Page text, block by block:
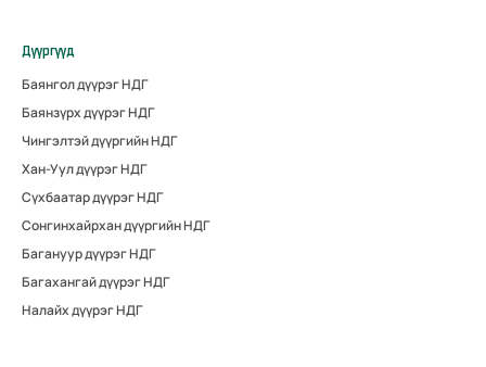
Дүүргүүд
Баянгол дүүрэг НДГ
Баянзүрх дүүрэг НДГ
Чингэлтэй дүүргийн НДГ
Хан-Уул дүүрэг НДГ
Сүхбаатар дүүрэг НДГ
Сонгинхайрхан дүүргийн НДГ
Багануур дүүрэг НДГ
Багахангай дүүрэг НДГ
Налайх дүүрэг НДГ